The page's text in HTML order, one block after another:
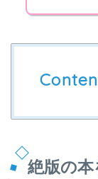
絶版の